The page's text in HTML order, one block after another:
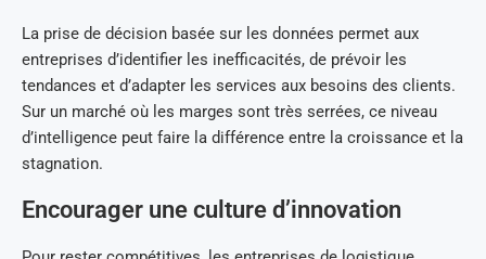
La prise de décision basée sur les données permet aux
entreprises d’identifier les inefficacités, de prévoir les
tendances et d’adapter les services aux besoins des clients.
Sur un marché où les marges sont très serrées, ce niveau
d’intelligence peut faire la différence entre la croissance et la
stagnation.
Encourager une culture d’innovation